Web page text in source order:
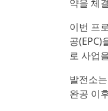
약을 체
이번 프
공(EPC)
로 사업
발전소
완공 이